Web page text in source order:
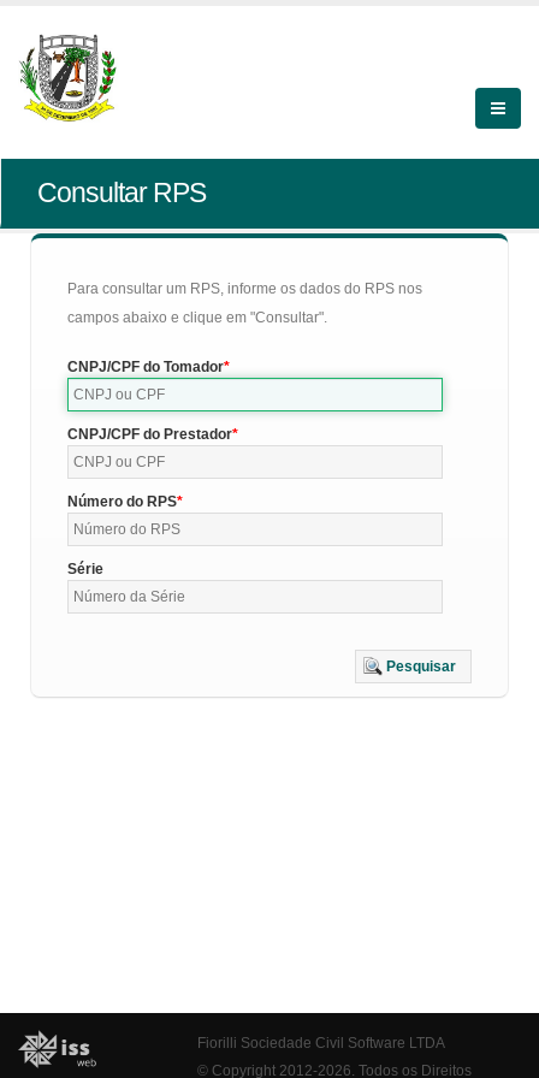
Consultar RPS
Para consultar um RPS, informe os dados do RPS nos
campos abaixo e clique em "Consultar".
CNPJ/CPF do Tomador
CNPJ/CPF do Prestador
Número do RPS
Série
Pesquisar
Fiorilli Sociedade Civil Software LTDA
© Copyright 2012-2026. Todos os Direitos